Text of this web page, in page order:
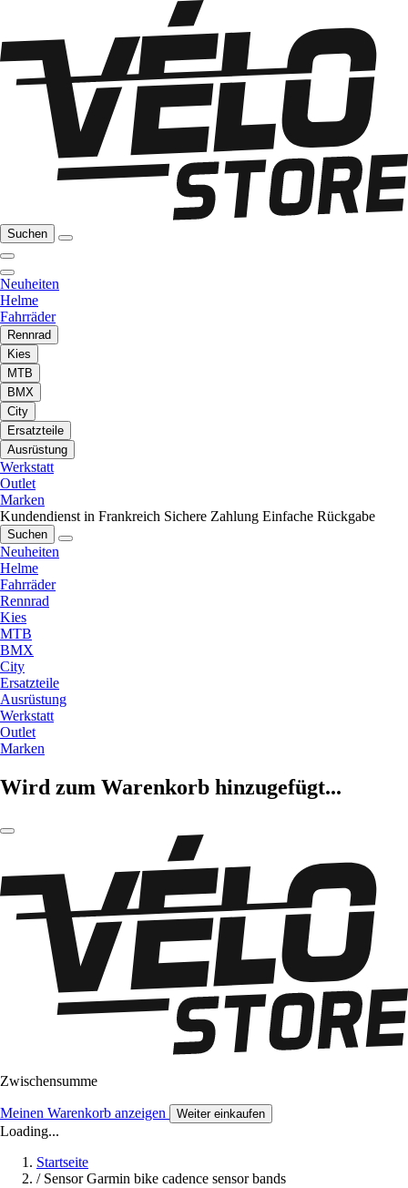
Suchen
Neuheiten
Helme
Fahrräder
Rennrad
Kies
MTB
BMX
City
Ersatzteile
Ausrüstung
Werkstatt
Outlet
Marken
Kundendienst in Frankreich Sichere Zahlung Einfache Rückgabe
Suchen
Neuheiten
Helme
Fahrräder
Rennrad
Kies
MTB
BMX
City
Ersatzteile
Ausrüstung
Werkstatt
Outlet
Marken
Wird zum Warenkorb hinzugefügt...
Zwischensumme
Meinen Warenkorb anzeigen Weiter einkaufen
Loading...
Startseite
/ Sensor Garmin bike cadence sensor bands